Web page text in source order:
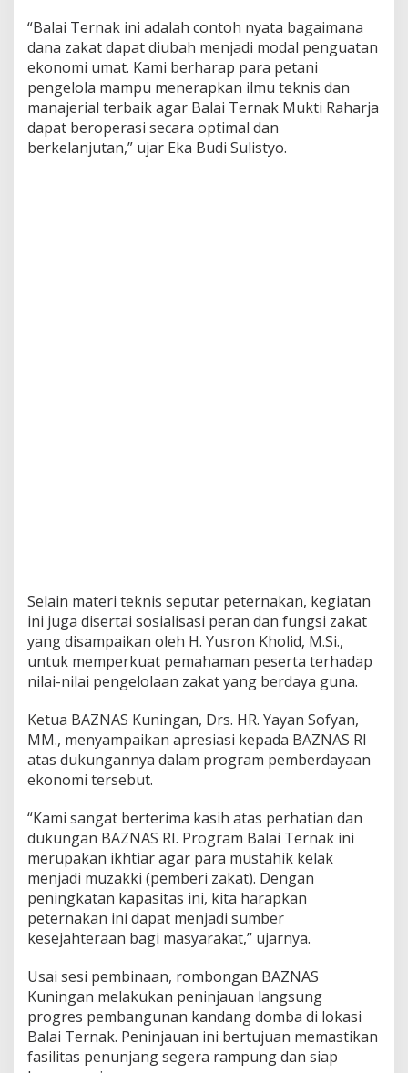
“Balai Ternak ini adalah contoh nyata bagaimana
dana zakat dapat diubah menjadi modal penguatan
ekonomi umat. Kami berharap para petani
pengelola mampu menerapkan ilmu teknis dan
manajerial terbaik agar Balai Ternak Mukti Raharja
dapat beroperasi secara optimal dan
berkelanjutan,” ujar Eka Budi Sulistyo.
Selain materi teknis seputar peternakan, kegiatan
ini juga disertai sosialisasi peran dan fungsi zakat
yang disampaikan oleh H. Yusron Kholid, M.Si.,
untuk memperkuat pemahaman peserta terhadap
nilai-nilai pengelolaan zakat yang berdaya guna.
Ketua BAZNAS Kuningan, Drs. HR. Yayan Sofyan,
MM., menyampaikan apresiasi kepada BAZNAS RI
atas dukungannya dalam program pemberdayaan
ekonomi tersebut.
“Kami sangat berterima kasih atas perhatian dan
dukungan BAZNAS RI. Program Balai Ternak ini
merupakan ikhtiar agar para mustahik kelak
menjadi muzakki (pemberi zakat). Dengan
peningkatan kapasitas ini, kita harapkan
peternakan ini dapat menjadi sumber
kesejahteraan bagi masyarakat,” ujarnya.
Usai sesi pembinaan, rombongan BAZNAS
Kuningan melakukan peninjauan langsung
progres pembangunan kandang domba di lokasi
Balai Ternak. Peninjauan ini bertujuan memastikan
fasilitas penunjang segera rampung dan siap